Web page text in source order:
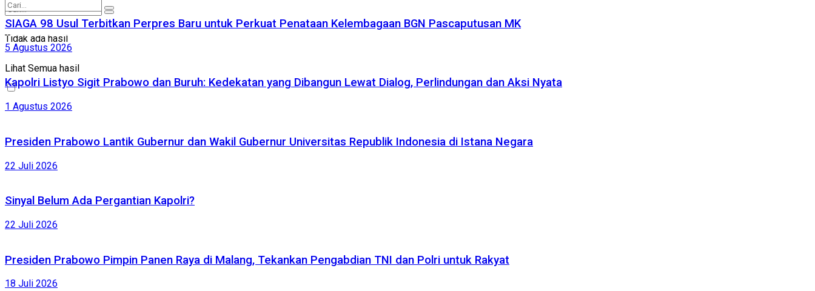
Tidak ada hasil
Lihat Semua hasil
Tidak ada hasil
SIAGA 98 Usul Terbitkan Perpres Baru untuk Perkuat Penataan Kelembagaan BGN Pascaputusan MK
5 Agustus 2026
Kapolri Listyo Sigit Prabowo dan Buruh: Kedekatan yang Dibangun Lewat Dialog, Perlindungan dan Aksi Nyata
1 Agustus 2026
Presiden Prabowo Lantik Gubernur dan Wakil Gubernur Universitas Republik Indonesia di Istana Negara
22 Juli 2026
Sinyal Belum Ada Pergantian Kapolri?
22 Juli 2026
Presiden Prabowo Pimpin Panen Raya di Malang, Tekankan Pengabdian TNI dan Polri untuk Rakyat
18 Juli 2026